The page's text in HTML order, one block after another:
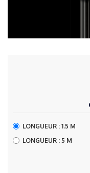
LONGUEUR : 1.5 M
LONGUEUR : 5 M